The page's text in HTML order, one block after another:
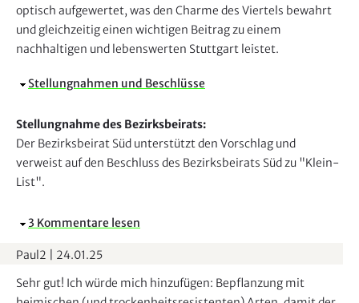
optisch aufgewertet, was den Charme des Viertels bewahrt
und gleichzeitig einen wichtigen Beitrag zu einem
nachhaltigen und lebenswerten Stuttgart leistet.
A
s
b
l
e
d
n
Stellungnahmen und Beschlüsse
Stellungnahme des Bezirksbeirats:
Der Bezirksbeirat Süd unterstützt den Vorschlag und
verweist auf den Beschluss des Bezirksbeirats Süd zu "Klein-
List".
A
s
b
l
3 Kommentare lesen
Paul2
24.01.25
Sehr gut! Ich würde mich hinzufügen: Bepflanzung mit